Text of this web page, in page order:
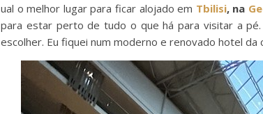
ual o melhor lugar para ficar alojado em Tbilisi, na
para estar perto de tudo o que há para visitar a
escolher. Eu fiquei num moderno e renovado hotel da